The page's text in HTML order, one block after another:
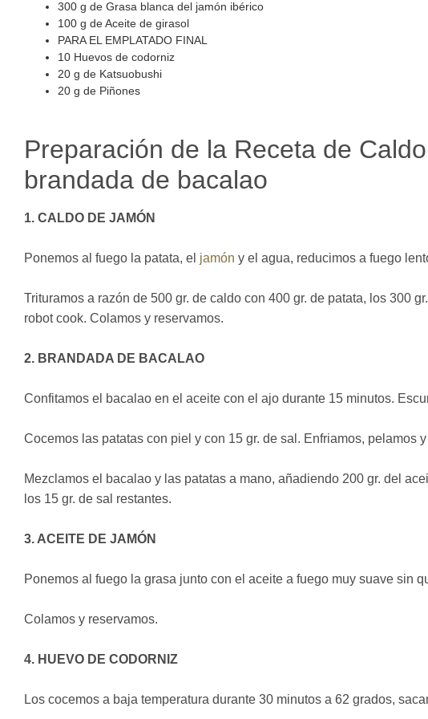
300 g de Grasa blanca del jamón ibérico
100 g de Aceite de girasol
PARA EL EMPLATADO FINAL
10 Huevos de codorniz
20 g de Katsuobushi
20 g de Piñones
Preparación de la Receta de
brandada de bacalao
1. CALDO DE JAMÓN
Ponemos al fuego la patata, el jamón y el agua, reducimos a fuego
Trituramos a razón de 500 gr. de caldo con 400 gr. de patata, los 300
robot cook. Colamos y reservamos.
2. BRANDADA DE BACALAO
Confitamos el bacalao en el aceite con el ajo durante 15 minutos.
Cocemos las patatas con piel y con 15 gr. de sal. Enfriamos, pelamos
Mezclamos el bacalao y las patatas a mano, añadiendo 200 gr. del
los 15 gr. de sal restantes.
3. ACEITE DE JAMÓN
Ponemos al fuego la grasa junto con el aceite a fuego muy suave sin
Colamos y reservamos.
4. HUEVO DE CODORNIZ
Los cocemos a baja temperatura durante 30 minutos a 62 grados,